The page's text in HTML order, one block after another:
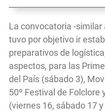
La convocatoria -
tuvo por objetivo ir
preparativos de
aspectos, para las
del País (sábado 3),
50º Festival de Folclore
(viernes 16, sábado 17